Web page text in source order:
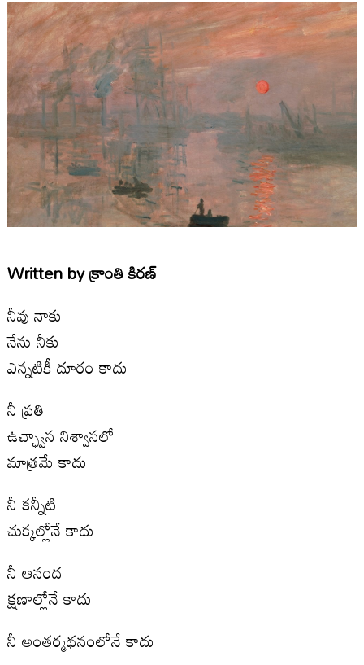
Written byక్రాంతి కిరణ్
నీవు నాకు
నేను నీకు
ఎన్నటికీ దూరం కాదు
నీ ప్రతి
ఉచ్ఛ్వాస నిశ్వాస‌లో
మాత్రమే కాదు
నీ కన్నీటి
చుక్కల్లోనే కాదు
నీ ఆనంద
క్షణాల్లోనే కాదు
నీ అంతర్మథ‌నంలోనే కాదు